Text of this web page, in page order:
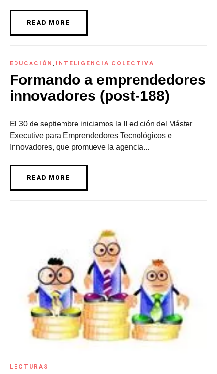
READ MORE
EDUCACIÓN , INTELIGENCIA COLECTIVA
Formando a emprendedores
innovadores (post-188)
El 30 de septiembre iniciamos la II edición del Máster
Executive para Emprendedores Tecnológicos e
Innovadores, que promueve la agencia...
READ MORE
LECTURAS